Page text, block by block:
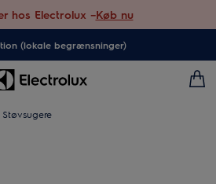
hos Electrolux –Køb nu
(lokale begrænsninger)